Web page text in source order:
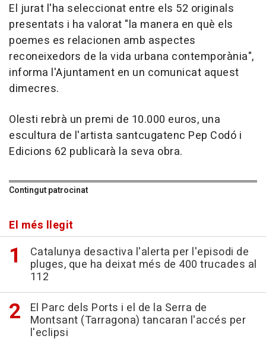
El jurat l'ha seleccionat entre els 52 originals
presentats i ha valorat "la manera en què els
poemes es relacionen amb aspectes
reconeixedors de la vida urbana contemporània",
informa l'Ajuntament en un comunicat aquest
dimecres.
Olesti rebrà un premi de 10.000 euros, una
escultura de l'artista santcugatenc Pep Codó i
Edicions 62 publicarà la seva obra.
Contingut patrocinat
El més llegit
Catalunya desactiva l'alerta per l'episodi de
pluges, que ha deixat més de 400 trucades al
112
El Parc dels Ports i el de la Serra de
Montsant (Tarragona) tancaran l'accés per
l'eclipsi